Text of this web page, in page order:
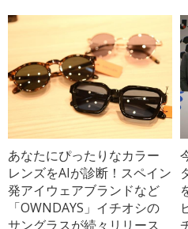
あなたにぴったりなカラー
レンズをAIが診断！スペイン
発アイウェアブランドなど
「OWNDAYS」イチオシの
サングラスが続々リリース